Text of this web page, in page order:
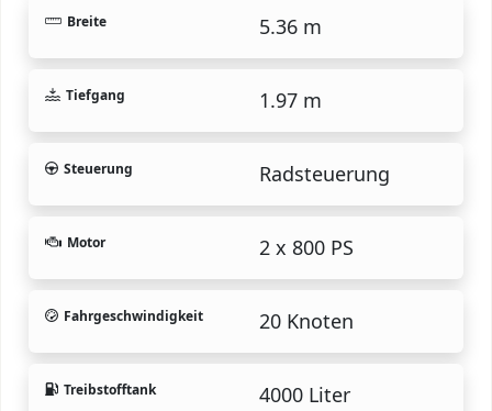
Breite 5.36 m
Tiefgang 1.97 m
Steuerung Radsteuerung
Motor 2 x 800 PS
Fahrgeschwindigkeit 20 Knoten
Treibstofftank 4000 Liter